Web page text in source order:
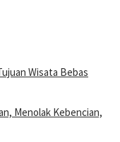
Wisata Bebas
Menolak Kebencian,